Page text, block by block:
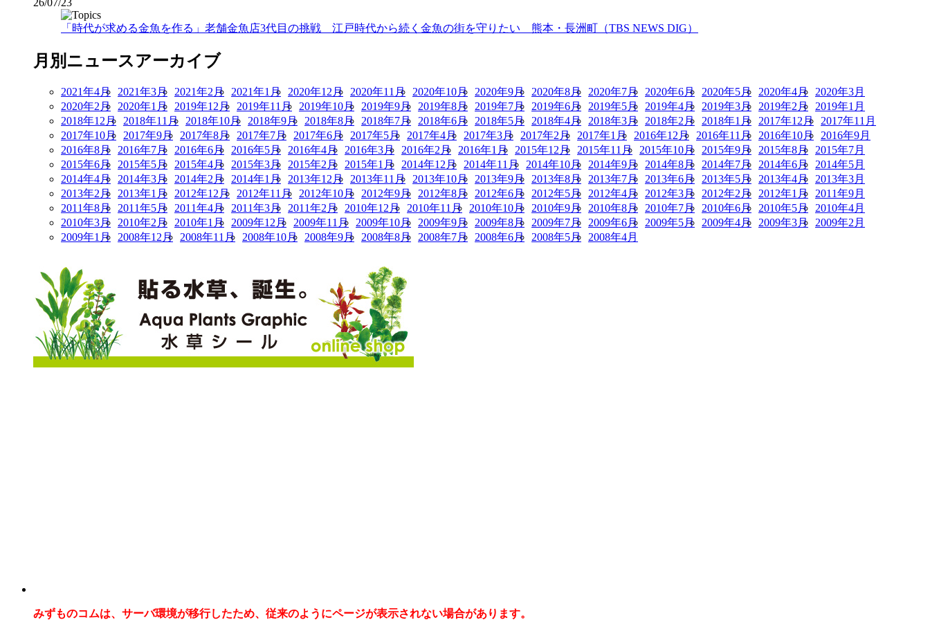
「時代が求める金魚を作る」老舗金魚店3代目の挑戦 江戸時代から続く金魚の街を守りたい 熊本・長洲町（TBS NEWS DIG）
月別ニュースアーカイブ
2021年4月 2021年3月 2021年2月 2021年1月 2020年12月 2020年11月 2020年10月 2020年9月 2020年8月 2020年7月 2020年6月 2020年5月 2020年4月 2020年3月
2020年2月 2020年1月 2019年12月 2019年11月 2019年10月 2019年9月 2019年8月 2019年7月 2019年6月 2019年5月 2019年4月 2019年3月 2019年2月 2019年1月
2018年12月 2018年11月 2018年10月 2018年9月 2018年8月 2018年7月 2018年6月 2018年5月 2018年4月 2018年3月 2018年2月 2018年1月 2017年12月 2017年11月
2017年10月 2017年9月 2017年8月 2017年7月 2017年6月 2017年5月 2017年4月 2017年3月 2017年2月 2017年1月 2016年12月 2016年11月 2016年10月 2016年9月
2016年8月 2016年7月 2016年6月 2016年5月 2016年4月 2016年3月 2016年2月 2016年1月 2015年12月 2015年11月 2015年10月 2015年9月 2015年8月 2015年7月
2015年6月 2015年5月 2015年4月 2015年3月 2015年2月 2015年1月 2014年12月 2014年11月 2014年10月 2014年9月 2014年8月 2014年7月 2014年6月 2014年5月
2014年4月 2014年3月 2014年2月 2014年1月 2013年12月 2013年11月 2013年10月 2013年9月 2013年8月 2013年7月 2013年6月 2013年5月 2013年4月 2013年3月
2013年2月 2013年1月 2012年12月 2012年11月 2012年10月 2012年9月 2012年8月 2012年6月 2012年5月 2012年4月 2012年3月 2012年2月 2012年1月 2011年9月
2011年8月 2011年5月 2011年4月 2011年3月 2011年2月 2010年12月 2010年11月 2010年10月 2010年9月 2010年8月 2010年7月 2010年6月 2010年5月 2010年4月
2010年3月 2010年2月 2010年1月 2009年12月 2009年11月 2009年10月 2009年9月 2009年8月 2009年7月 2009年6月 2009年5月 2009年4月 2009年3月 2009年2月
2009年1月 2008年12月 2008年11月 2008年10月 2008年9月 2008年8月 2008年7月 2008年6月 2008年5月 2008年4月
みずものコムは、サーバ環境が移行したため、従来のようにページが表示されない場合があります。